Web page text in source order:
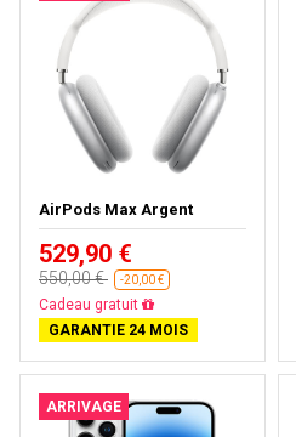
AirPods Max Argent
529,90 €
550,00 € -20,00 €
Presque épuisé
GARANTIE 24 MOIS
ARRIVAGE